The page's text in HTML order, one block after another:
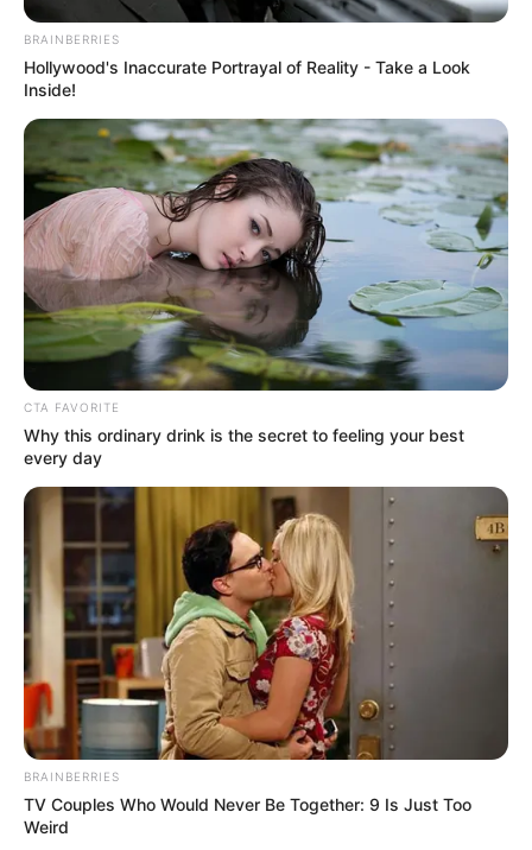
BRAINBERRIES
Hollywood's Inaccurate Portrayal of Reality - Take a Look
Inside!
CTA FAVORITE
Why this ordinary drink is the secret to feeling your best
every day
BRAINBERRIES
TV Couples Who Would Never Be Together: 9 Is Just Too
Weird